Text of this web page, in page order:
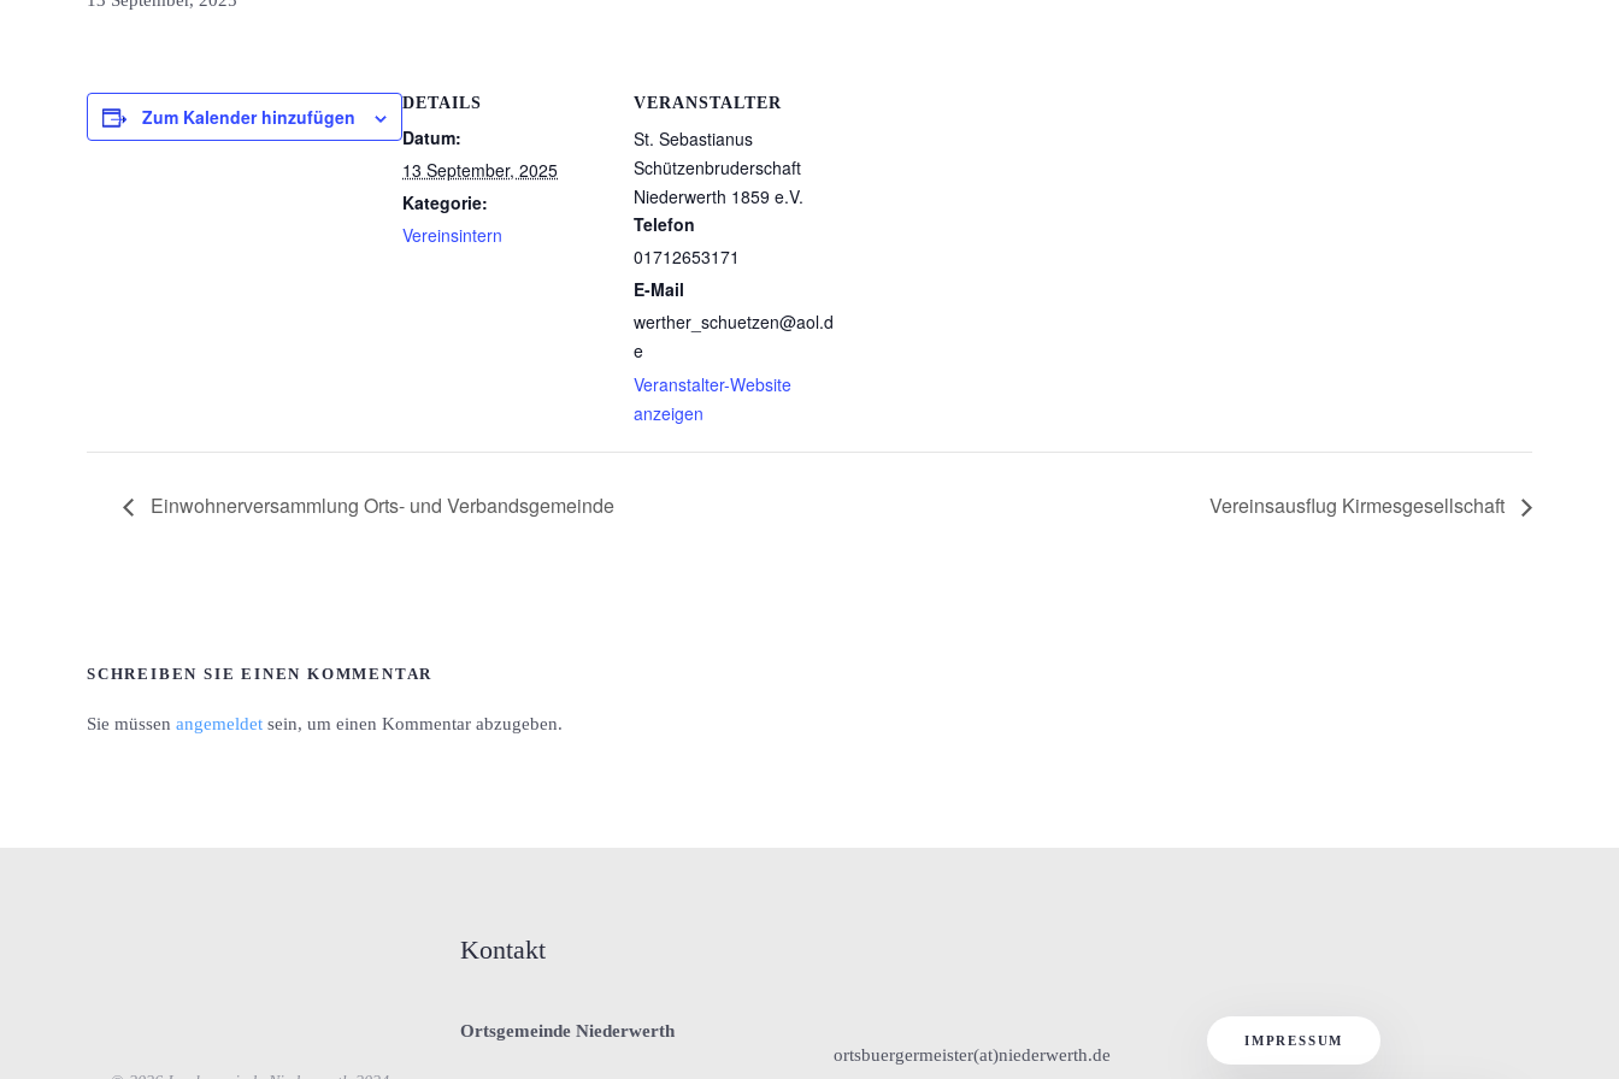
Zum Kalender hinzufügen
DETAILS
Datum:
13 September, 2025
Kategorie:
Vereinsintern
VERANSTALTER
St. Sebastianus
Schützenbruderschaft
Niederwerth 1859 e.V.
Telefon
01712653171
E-Mail
werther_schuetzen@aol.d
e
Veranstalter-Website
anzeigen
Einwohnerversammlung Orts- und Verbandsgemeinde Vereinsausflug Kirmesgesellschaft
SCHREIBEN SIE EINEN KOMMENTAR
Sie müssen angemeldet sein, um einen Kommentar abzugeben.
Kontakt
Ortsgemeinde Niederwerth
ortsbuergermeister(at)niederwerth.de
IMPRESSUM